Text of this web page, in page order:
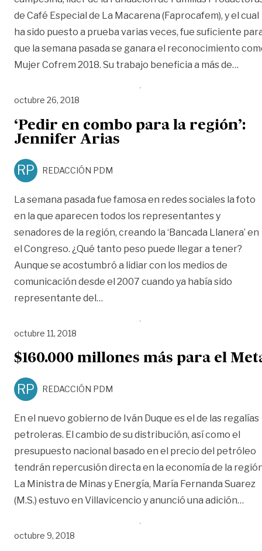
de Café Especial de La Macarena (Faprocafem), y el cual
ha sido puesto a prueba varias veces, fue suficiente
que la semana pasada se ganara el reconocimiento
Mujer Cofrem 2018. Su trabajo beneficia a más de…
octubre 26, 2018
‘Pedir en combo para la región’:
Jennifer Arias
RP REDACCIÓN PDM
La semana pasada fue famosa en redes sociales la foto
en la que aparecen todos los representantes y
senadores de la región, creando la ‘Bancada Llanera’ en
el Congreso. ¿Qué tanto peso puede llegar a tener?
Aunque se acostumbró a lidiar con los medios de
comunicación desde el 2007 cuando ya había sido
representante del…
octubre 11, 2018
$160.000 millones más para el
RP REDACCIÓN PDM
En el nuevo gobierno de Iván Duque es el de las regalías
petroleras. El cambio de su distribución, así como el
presupuesto nacional basado en el precio del petróleo
tendrán repercusión directa en la economía de la
La Ministra de Minas y Energía, María Fernanda Suarez
(M.S.) estuvo en Villavicencio y anunció una adición…
octubre 9, 2018